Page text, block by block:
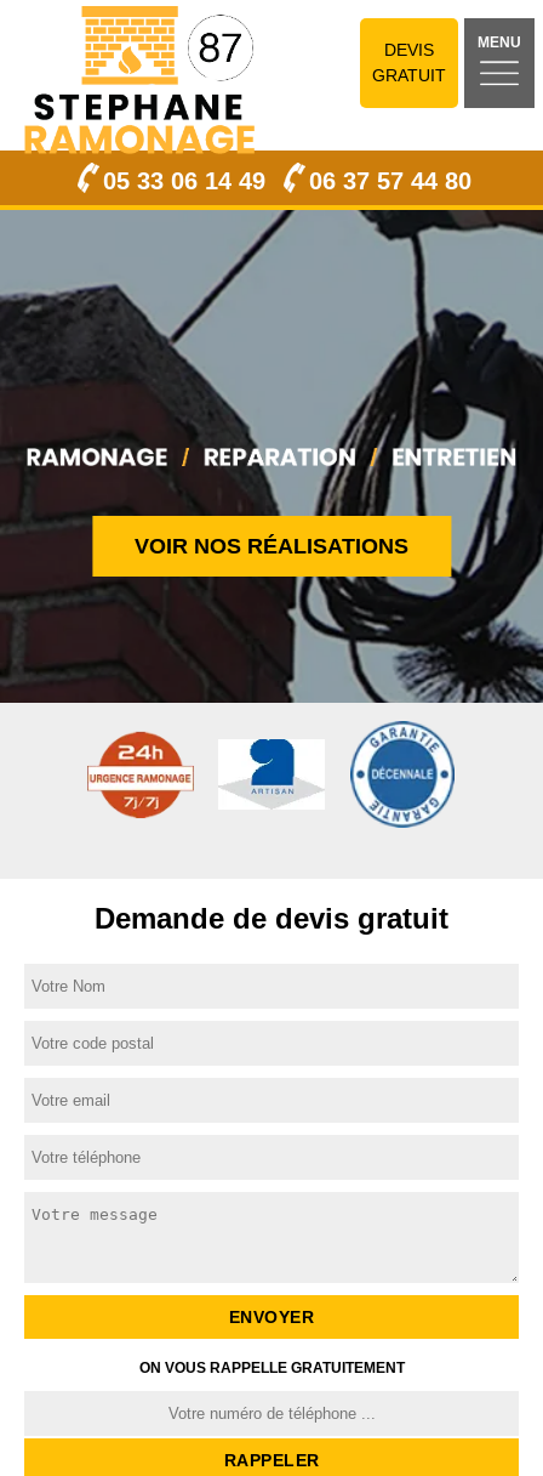
DEVIS
GRATUIT
MENU
05 33 06 14 49 06 37 57 44 80
VOIR NOS RÉALISATIONS
Demande de devis gratuit
ON VOUS RAPPELLE GRATUITEMENT